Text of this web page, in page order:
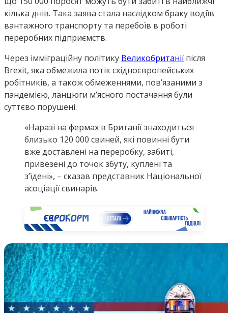
кілька днів. Така заява стала наслідком браку водіїв
вантажного транспорту та перебоїв в роботі
переробних підприємств.
Через імміграційну політику Великобританії після
Brexit, яка обмежила потік східноєвропейських
робітників, а також обмеженнями, пов’язаними з
пандемією, ланцюги м’ясного постачання були
суттєво порушені.
«Наразі на фермах в Британії знаходиться
близько 120 000 свиней, які повинні бути
вже доставлені на переробку, забиті,
привезені до точок збуту, куплені та
з’їдені», – сказав представник Національної
асоціації свинарів.